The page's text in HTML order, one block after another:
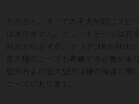
もちろん、すべての子犬が同じスピ
はありません。グレートデーンは完
月かかりますが、テリアは6か月ほど
各犬種のニーズも考慮する必要があ
型犬および超大型犬は骨の発達に関
ニーズがあります。